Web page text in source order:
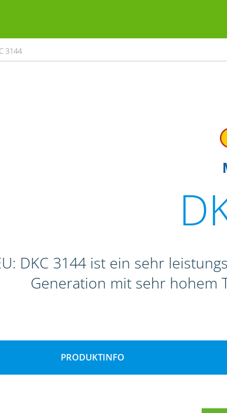
3144
DKC 3144 ist ein sehr
Generation mit sehr hohem
PRODUKTINFO